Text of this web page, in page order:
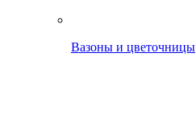
Вазоны и цветочницы